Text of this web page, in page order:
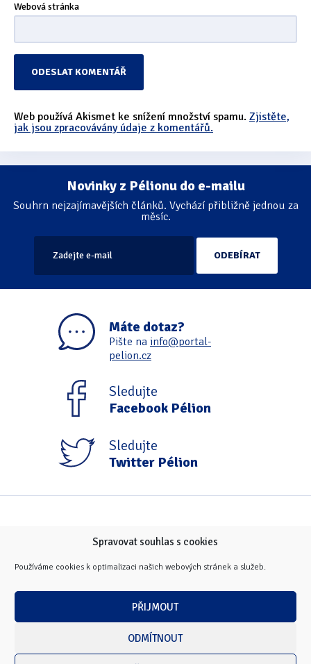
Spravovat souhlas s cookies
Používáme cookies k optimalizaci našich webových stránek a služeb.
PŘIJMOUT
ODMÍTNOUT
Webová stránka
Web používá Akismet ke snížení množství spamu. Zjistěte,
jak jsou zpracovávány údaje z komentářů.
Novinky z Pélionu do e-mailu
Souhrn nejzajímavějších článků. Vychází přibližně jednou za
měsíc.
Máte dotaz?
Pište na info@portal-
pelion.cz
Sledujte
Facebook Pélion
Sledujte
Twitter Pélion